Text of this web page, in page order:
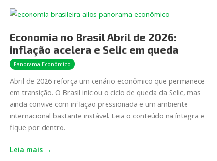
Economia no Brasil Abril de 2026:
inflação acelera e Selic em queda
Panorama Econômico
Abril de 2026 reforça um cenário econômico que permanece
em transição. O Brasil iniciou o ciclo de queda da Selic, mas
ainda convive com inflação pressionada e um ambiente
internacional bastante instável. Leia o conteúdo na íntegra e
fique por dentro.
Economia
Brasil
Abril
de
2026:
inflação
acelera
e
Selic
em queda
Leia mais →